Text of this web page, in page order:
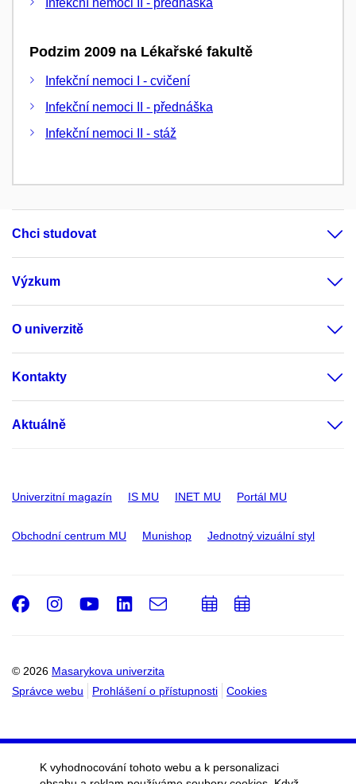
Infekční nemoci II - přednáška
Podzim 2009 na Lékařské fakultě
Infekční nemoci I - cvičení
Infekční nemoci II - přednáška
Infekční nemoci II - stáž
Chci studovat
Výzkum
O univerzitě
Kontakty
Aktuálně
Univerzitní magazín IS MU INET MU Portál MU
Obchodní centrum MU Munishop Jednotný vizuální styl
© 2026 Masarykova univerzita
Správce webu
Prohlášení o přístupnosti Cookies
Facebook
Instagram
Youtube
LinkedIn
e-
PřidatPřidat
K vyhodnocování tohoto webu a k personalizaci